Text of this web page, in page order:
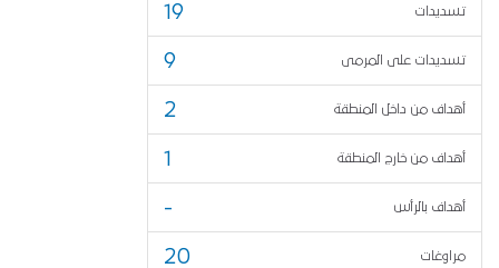
تسديدات 19
تسديدات على المرمى 9
أهداف من داخل المنطقة 2
أهداف من خارج المنطقة 1
أهداف بالرأس -
مراوغات 20